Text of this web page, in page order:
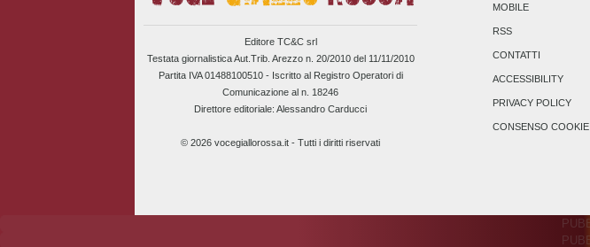
Editore TC&C srl
Testata giornalistica Aut.Trib. Arezzo n. 20/2010 del 11/11/2010
Partita IVA 01488100510 - Iscritto al Registro Operatori di
Comunicazione al n. 18246
Direttore editoriale: Alessandro Carducci
© 2026 vocegiallorossa.it - Tutti i diritti riservati
MOBILE
RSS
CONTATTI
ACCESSIBILITY
PRIVACY POLICY
CONSENSO COOKIE